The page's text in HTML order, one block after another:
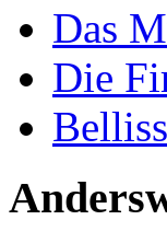
Das
Die